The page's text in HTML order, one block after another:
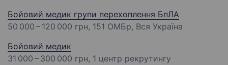
Бойовий медик групи перехоплення БпЛА
50 000 – 120 000 грн, 151 ОМБр, Вся Україна
Бойовий медик
31 000 – 300 000 грн, 1 центр рекрутингу